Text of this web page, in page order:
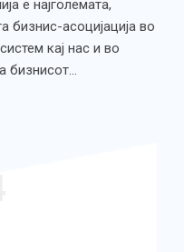
е најголемата,
бизнис-асоцијација во
кај нас и во
бизнисот…